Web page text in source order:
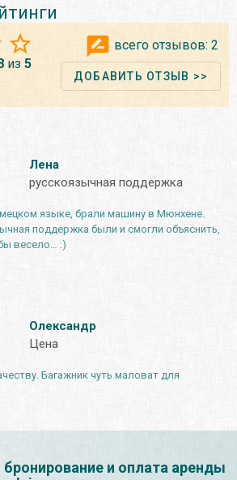
и оплата аренды
из 5
всего отзывов: 2
ДОБАВИТЬ ОТЗЫВ >>
Лена
русскоязычная поддержка
языке, брали машину в Мюнхене.
поддержка были и смогли объяснить,
весело… :)
Олександр
Цена
Багажник чуть маловат для